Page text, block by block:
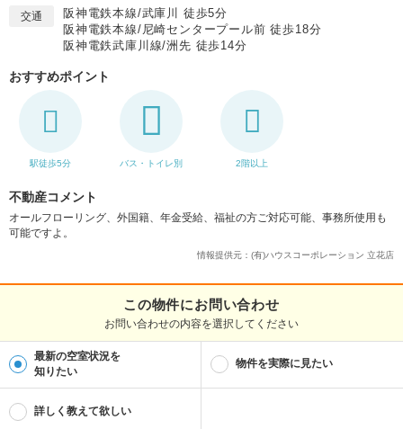
交通
阪神電鉄本線/武庫川 徒歩5分
阪神電鉄本線/尼崎センタープール前 徒歩18分
阪神電鉄武庫川線/洲先 徒歩14分
おすすめポイント
駅徒歩5分 バス・トイレ別 2階以上
不動産コメント
オールフローリング、外国籍、年金受給、福祉の方ご対応可能、事務所使用も
可能ですよ。
情報提供元：(有)ハウスコーポレーション 立花店
この物件にお問い合わせ
お問い合わせの内容を選択してください
最新の空室状況を
知りたい
物件を実際に見たい
詳しく教えて欲しい